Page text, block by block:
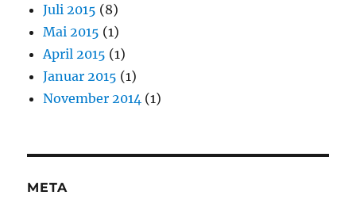
Juli 2015 (8)
Mai 2015 (1)
April 2015 (1)
Januar 2015 (1)
November 2014 (1)
META